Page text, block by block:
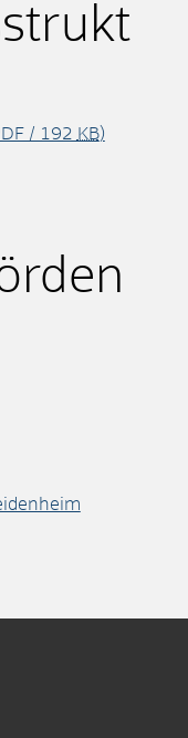
/ 192 KB)